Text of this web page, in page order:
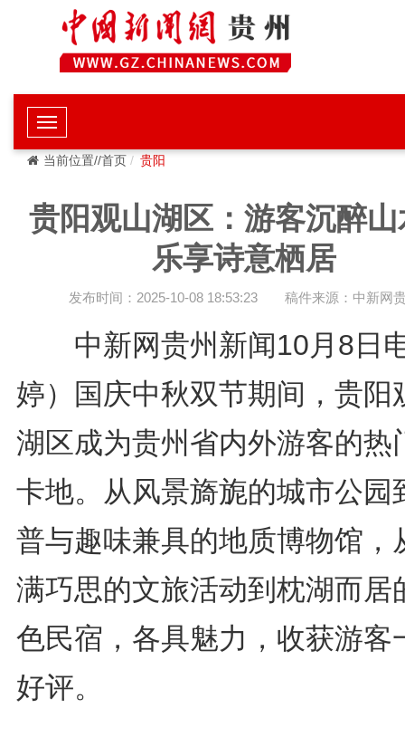
当前位置//首页 贵阳
贵阳观山湖区：游客沉醉
乐享诗意栖居
发布时间：2025-10-08 18:53:23 稿件来源：中新网
中新网贵州新闻10月8日
婷）国庆中秋双节期间，贵阳
湖区成为贵州省内外游客的热
卡地。从风景旖旎的城市公园
普与趣味兼具的地质博物馆，
满巧思的文旅活动到枕湖而居
色民宿，各具魅力，收获游客
好评。